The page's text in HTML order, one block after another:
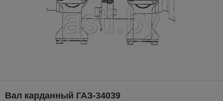
Вал карданный ГАЗ-34039